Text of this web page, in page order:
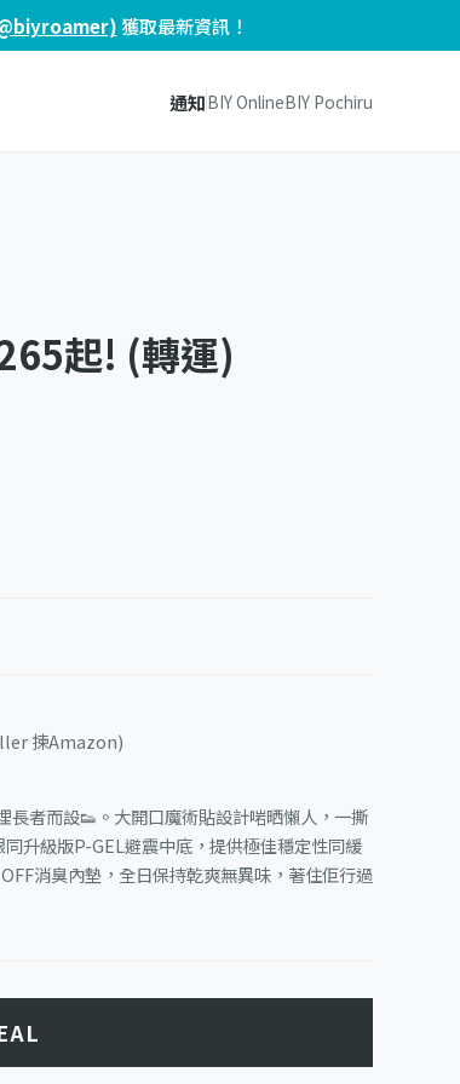
獲取最新資訊！
通知BIY OnlineBIY Pochiru
起! (轉運)
揀Amazon)
長者而設👟。大開口魔術貼設計啱晒懶人，一撕
升級版P-GEL避震中底，提供極佳穩定性同緩
消臭內墊，全日保持乾爽無異味，著住佢行過